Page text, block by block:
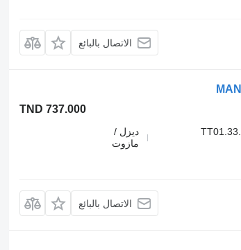
الاتصال بالبائع
TND 737.000
ديزل /
مازوت
الاتصال بالبائع